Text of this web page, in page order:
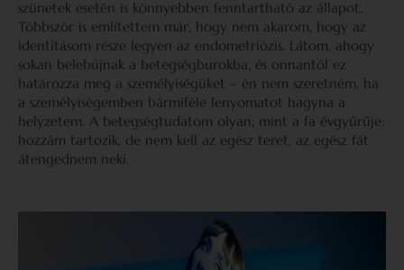
szünetek esetén is könnyebben fenntartható az állapot.
Többször is említettem már, hogy nem akarom, hogy az
identitásom része legyen az endometriózis. Látom, ahogy
sokan belebújnak a betegségburokba, és onnantól ez
határozza meg a személyiségüket – én nem szeretném, ha
a személyiségemben bármiféle lenyomatot hagyna a
helyzetem. A betegségtudatom olyan, mint a fa évgyűrűje:
hozzám tartozik, de nem kell az egész teret, az egész fát
átengednem neki.